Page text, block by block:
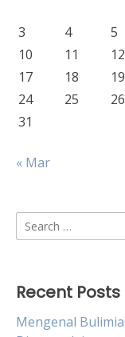
3
4 5
10
11 12
17
18 19
24
25 26
31
« Mar
Search
for:
Recent Posts
Mengenal